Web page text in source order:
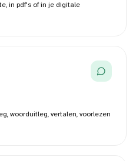
in pdf's of in je digitale
woorduitleg, vertalen, voorlezen